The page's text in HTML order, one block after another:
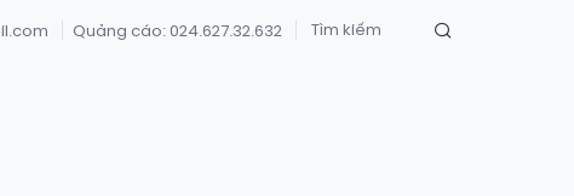
Quảng cáo: 024.627.32.632